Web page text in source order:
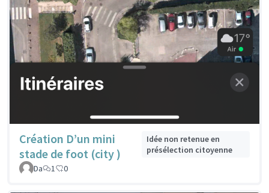
Création D’un mini
stade de foot (city )
Idée non retenue en
présélection citoyenne
Da
1 0